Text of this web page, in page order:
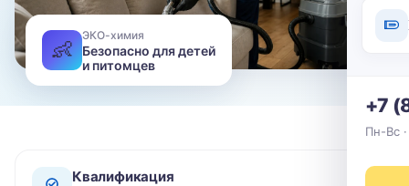
+7
Пн-Вс
👶
ЭКО-химия
Безопасно для детей
и питомцев
Квалификация